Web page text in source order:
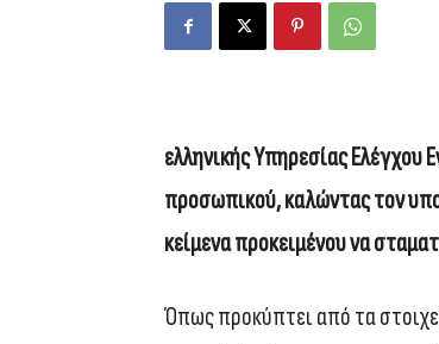
ελληνικής Υπηρεσίας Ελέγχου
προσωπικού, καλώντας τον
κείμενα προκειμένου να
Όπως προκύπτει από τα